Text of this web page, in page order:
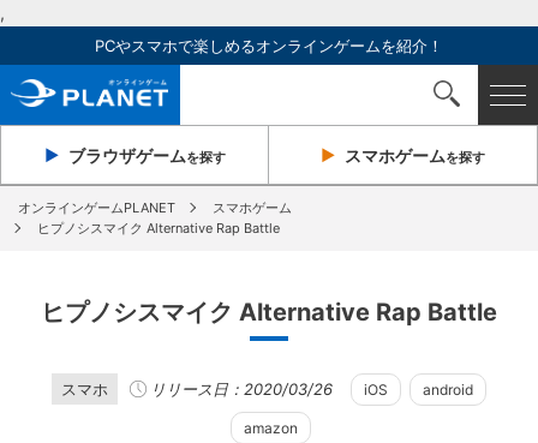
,
PCやスマホで楽しめるオンラインゲームを紹介！
ブラウザゲームを探す スマホゲームを探す
オンラインゲームPLANET
スマホゲーム
ヒプノシスマイク Alternative Rap Battle
ヒプノシスマイク Alternative Rap Battle
スマホ リリース日：2020/03/26 iOS android
amazon